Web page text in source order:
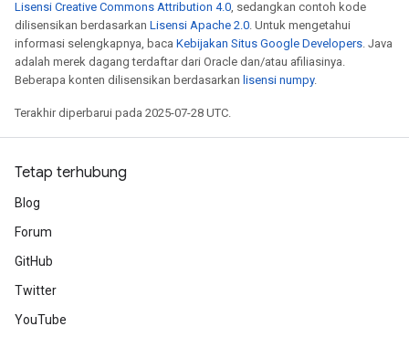
Lisensi Creative Commons Attribution 4.0, sedangkan contoh kode
dilisensikan berdasarkan Lisensi Apache 2.0. Untuk mengetahui
informasi selengkapnya, baca Kebijakan Situs Google Developers. Java
adalah merek dagang terdaftar dari Oracle dan/atau afiliasinya.
Beberapa konten dilisensikan berdasarkan lisensi numpy.
Terakhir diperbarui pada 2025-07-28 UTC.
Tetap terhubung
Blog
Forum
GitHub
Twitter
YouTube